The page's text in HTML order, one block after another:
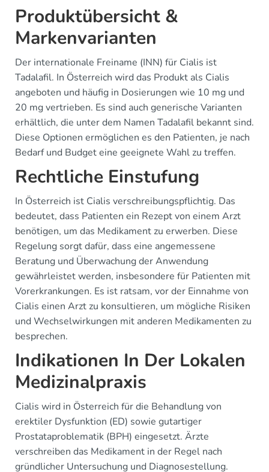
Produktübersicht &
Markenvarianten
Der internationale Freiname (INN) für Cialis ist
Tadalafil. In Österreich wird das Produkt als Cialis
angeboten und häufig in Dosierungen wie 10 mg und
20 mg vertrieben. Es sind auch generische Varianten
erhältlich, die unter dem Namen Tadalafil bekannt sind.
Diese Optionen ermöglichen es den Patienten, je nach
Bedarf und Budget eine geeignete Wahl zu treffen.
Rechtliche Einstufung
In Österreich ist Cialis verschreibungspflichtig. Das
bedeutet, dass Patienten ein Rezept von einem Arzt
benötigen, um das Medikament zu erwerben. Diese
Regelung sorgt dafür, dass eine angemessene
Beratung und Überwachung der Anwendung
gewährleistet werden, insbesondere für Patienten mit
Vorerkrankungen. Es ist ratsam, vor der Einnahme von
Cialis einen Arzt zu konsultieren, um mögliche Risiken
und Wechselwirkungen mit anderen Medikamenten zu
besprechen.
Indikationen In Der Lokalen
Medizinalpraxis
Cialis wird in Österreich für die Behandlung von
erektiler Dysfunktion (ED) sowie gutartiger
Prostataproblematik (BPH) eingesetzt. Ärzte
verschreiben das Medikament in der Regel nach
gründlicher Untersuchung und Diagnosestellung.